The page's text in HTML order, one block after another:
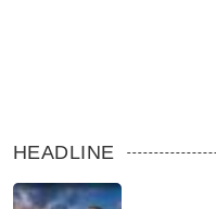
HEADLINE